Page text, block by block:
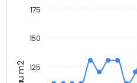
125
150
175